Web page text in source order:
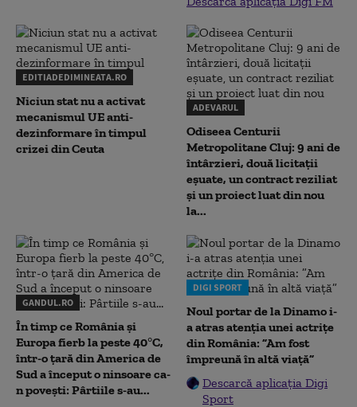
EDITIADEDIMINEATA.RO
Niciun stat nu a activat
mecanismul UE anti-
dezinformare în timpul
crizei din Ceuta
ADEVARUL
Odiseea Centurii
Metropolitane Cluj: 9 ani de
întârzieri, două licitații
eșuate, un contract reziliat
și un proiect luat din nou
la...
GANDUL.RO
În timp ce România și
Europa fierb la peste 40°C,
într-o țară din America de
Sud a început o ninsoare ca-
n povești: Pârtiile s-au...
DIGI SPORT
Noul portar de la Dinamo i-
a atras atenția unei actrițe
din România: ”Am fost
împreună în altă viață”
Descarcă aplicația Digi
Sport